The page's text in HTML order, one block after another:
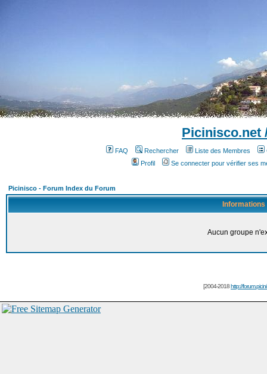
Picinisco.net
FAQ Rechercher Liste des Membres
Profil
Se connecter pour vérifier ses
Picinisco - Forum Index du Forum
Informations
Aucun groupe
[2004-2018http://